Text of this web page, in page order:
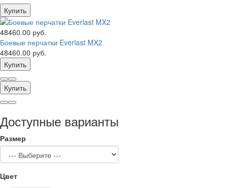
Купить
48460.00 руб.
Боевые перчатки Everlast MX2
48460.00 руб.
Купить
Купить
Доступные варианты
Размер
Цвет